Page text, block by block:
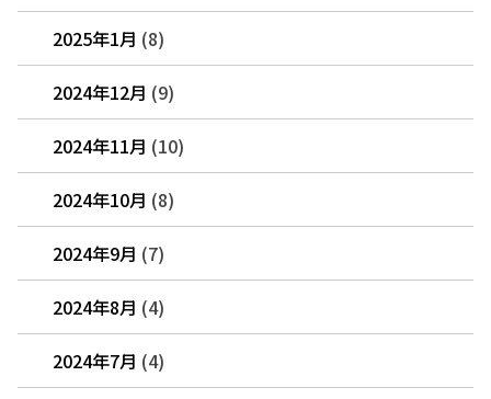
2025年1月 (8)
2024年12月 (9)
2024年11月 (10)
2024年10月 (8)
2024年9月 (7)
2024年8月 (4)
2024年7月 (4)